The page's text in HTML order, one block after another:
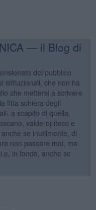
— il Blog di
del pubblico
istituzionali, che non ha
che mettersi a scrivere
fitta schiera degli
a scapito di quella,
valderopiteco e
se inutilmente, di
non passare mai, ma
e, in fondo, anche se